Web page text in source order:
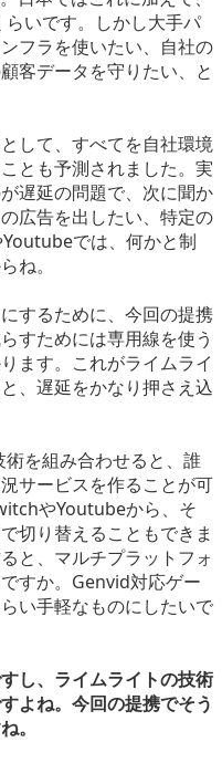
いです。しかし大手パ
フラを使いたい、自社の
客データを守りたい、と
して、すべてを自社環境
とも予測されました。実
遅延の問題で、次に聞か
広告を出したい、特定の
では、何かと制
ね。
するために、今回の提携
すためには専用線を使う
ます。これがライムライ
、遅延をかなり押さえ込
を組み合わせると、誰
サービスを作ることが可
やYoutubeから、そ
切り替えることもできま
と、マルチプラットフォ
すか。Genvid対応ゲー
い手軽なものにしたいで
し、ライムライトの技術
よね。今回の提携でそう
。